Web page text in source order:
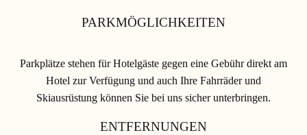
PARKMÖGLICHKEITEN
Parkplätze stehen für Hotelgäste gegen eine Gebühr direkt am
Hotel zur Verfügung und auch Ihre Fahrräder und
Skiausrüstung können Sie bei uns sicher unterbringen.
ENTFERNUNGEN